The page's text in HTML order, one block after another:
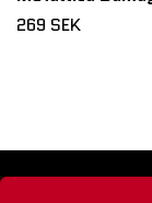
269 SEK